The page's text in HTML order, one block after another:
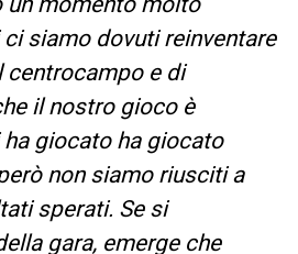
siamo dovuti reinventare
e di
il nostro gioco è
giocato ha giocato
non siamo riusciti a
sperati. Se si
gara, emerge che